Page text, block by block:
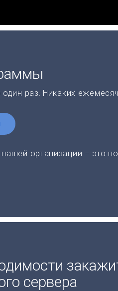
один раз. Никаких
организации – это
сервера